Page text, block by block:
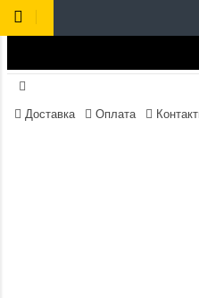
Доставка Оплата